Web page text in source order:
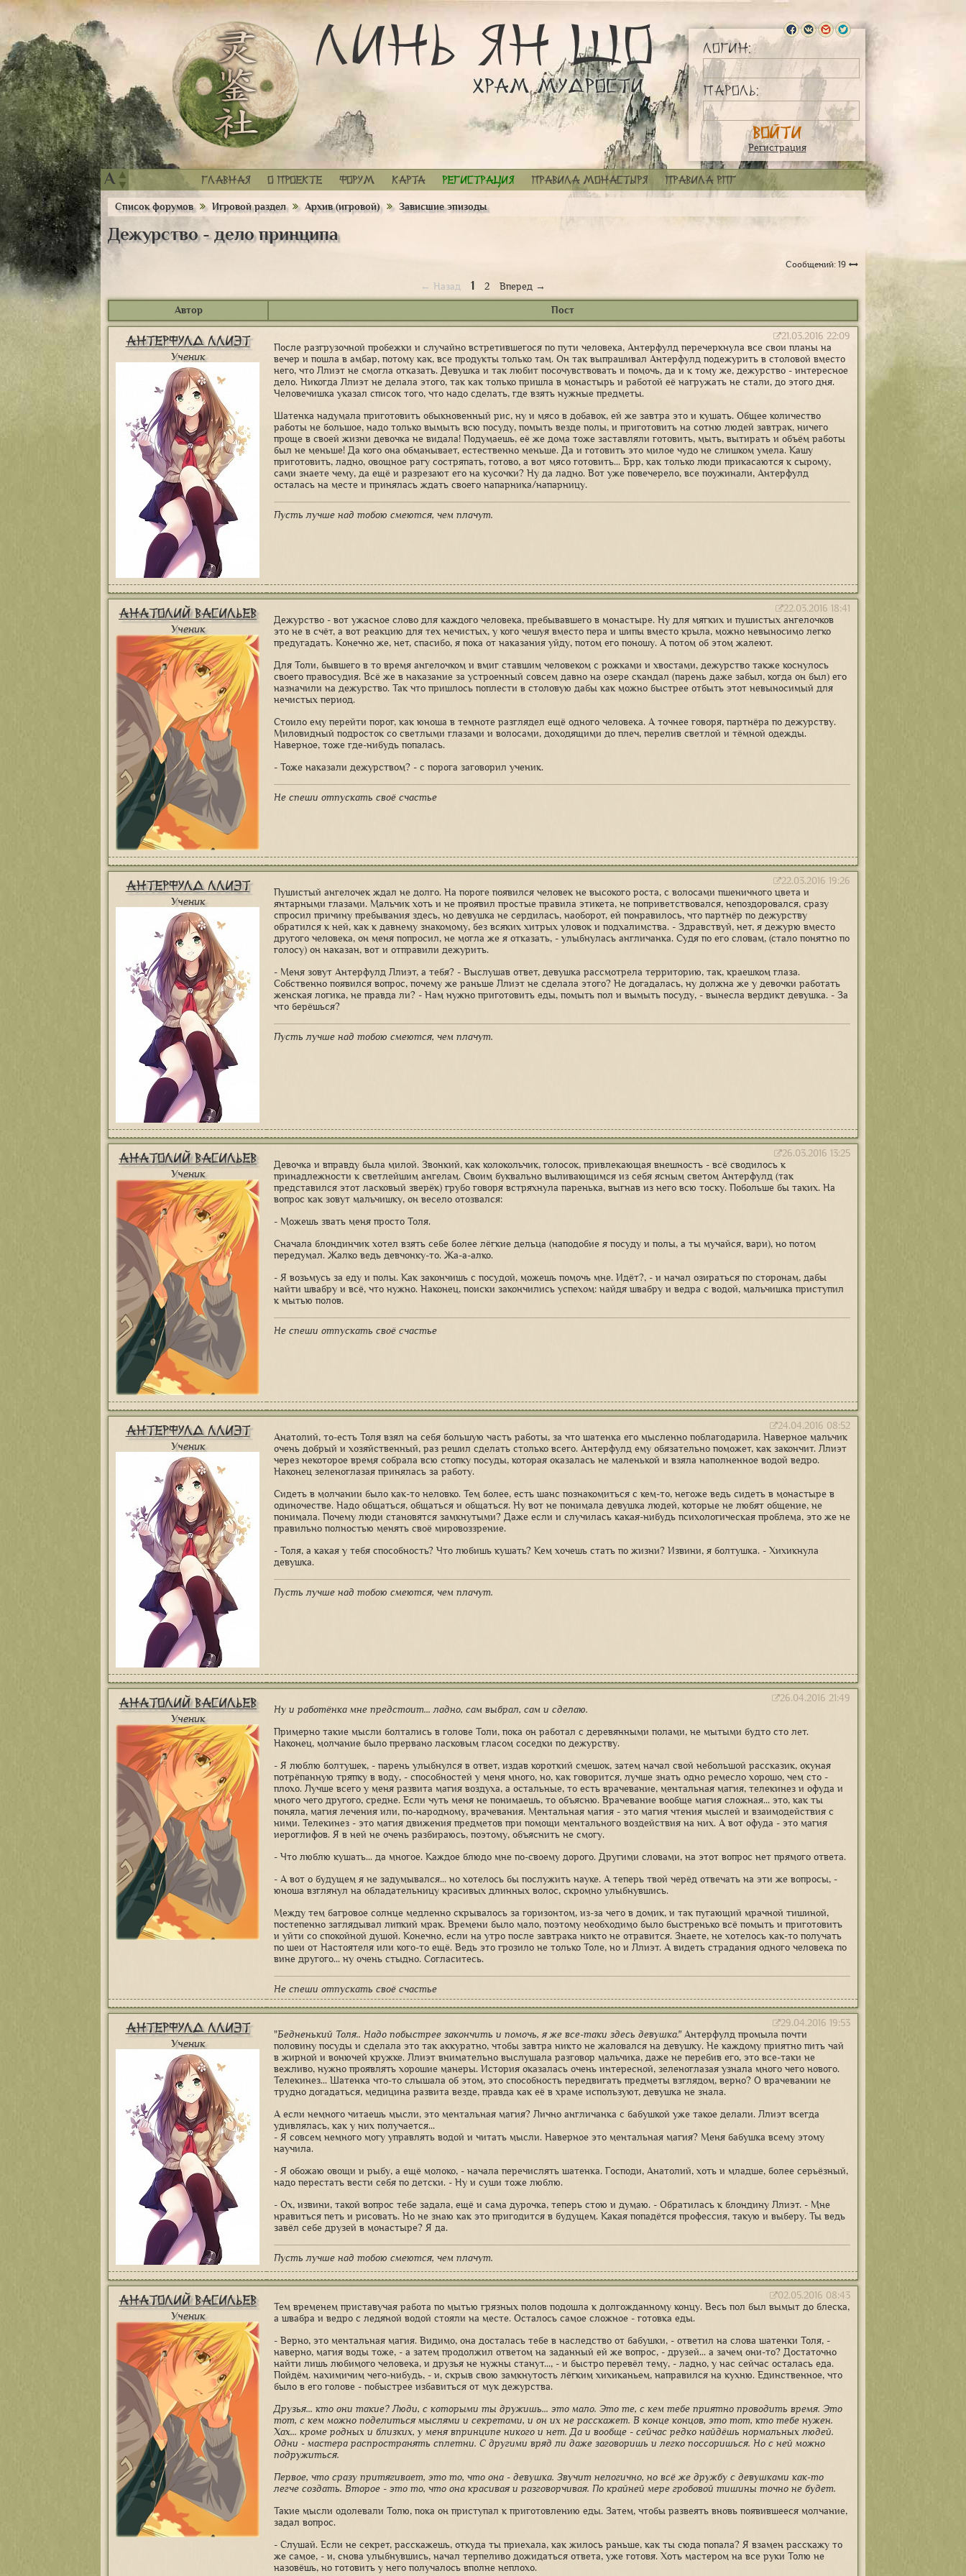
Логин:
Пароль:
Регистрация
A ▲
▼ Главная О проекте Форум Карта Регистрация Правила монастыря Правила РПГ
Список форумов Игровой раздел Архив (игровой) Зависшие эпизоды
Дежурство - дело принципа
Сообщений: 19
← Назад 1 2 Вперед →
Автор Пост
Антерфулд Ллиэт
Ученик
21.03.2016 22:09
После разгрузочной пробежки и случайно встретившегося по пути человека, Антерфулд перечеркнула все свои планы на
вечер и пошла в амбар, потому как, все продукты только там. Он так выпрашивал Антерфулд подежурить в столовой вместо
него, что Ллиэт не смогла отказать. Девушка и так любит посочувствовать и помочь, да и к тому же, дежурство - интересное
дело. Никогда Ллиэт не делала этого, так как только пришла в монастырь и работой её нагружать не стали, до этого дня.
Человечишка указал список того, что надо сделать, где взять нужные предметы.
Шатенка надумала приготовить обыкновенный рис, ну и мясо в добавок, ей же завтра это и кушать. Общее количество
работы не большое, надо только вымыть всю посуду, помыть везде полы, и приготовить на сотню людей завтрак, ничего
проще в своей жизни девочка не видала! Подумаешь, её же дома тоже заставляли готовить, мыть, вытирать и объём работы
был не меньше! Да кого она обманывает, естественно меньше. Да и готовить это милое чудо не слишком умела. Кашу
приготовить, ладно, овощное рагу состряпать, готово, а вот мясо готовить... Брр, как только люди прикасаются к сырому,
сами знаете чему, да ещё и разрезают его на кусочки? Ну да ладно. Вот уже повечерело, все поужинали, Антерфулд
осталась на месте и принялась ждать своего напарника/напарницу.
Пусть лучше над тобою смеются, чем плачут.
Анатолий Васильев
Ученик
22.03.2016 18:41
Дежурство - вот ужасное слово для каждого человека, пребывавшего в монастыре. Ну для мягких и пушистых ангелочков
это не в счёт, а вот реакцию для тех нечистых, у кого чешуя вместо пера и шипы вместо крыла, можно невыносимо легко
предугадать. Конечно же, нет, спасибо, я пока от наказания уйду, потом его поношу. А потом об этом жалеют.
Для Толи, бывшего в то время ангелочком и вмиг ставшим человеком с рожками и хвостами, дежурство также коснулось
своего правосудия. Всё же в наказание за устроенный совсем давно на озере скандал (парень даже забыл, когда он был) его
назначили на дежурство. Так что пришлось поплести в столовую дабы как можно быстрее отбыть этот невыносимый для
нечистых период.
Стоило ему перейти порог, как юноша в темноте разглядел ещё одного человека. А точнее говоря, партнёра по дежурству.
Миловидный подросток со светлыми глазами и волосами, доходящими до плеч, перелив светлой и тёмной одежды.
Наверное, тоже где-нибудь попалась.
- Тоже наказали дежурством? - с порога заговорил ученик.
Не спеши отпускать своё счастье
Антерфулд Ллиэт
Ученик
22.03.2016 19:26
Пушистый ангелочек ждал не долго. На пороге появился человек не высокого роста, с волосами пшеничного цвета и
янтарными глазами. Мальчик хоть и не проявил простые правила этикета, не поприветствовался, непоздоровался, сразу
спросил причину пребывания здесь, но девушка не сердилась, наоборот, ей понравилось, что партнёр по дежурству
обратился к ней, как к давнему знакомому, без всяких хитрых уловок и подхалимства. - Здравствуй, нет, я дежурю вместо
другого человека, он меня попросил, не могла же я отказать, - улыбнулась англичанка. Судя по его словам, (стало понятно по
голосу) он наказан, вот и отправили дежурить.
- Меня зовут Антерфулд Ллиэт, а тебя? - Выслушав ответ, девушка рассмотрела территорию, так, краешком глаза.
Собственно появился вопрос, почему же раньше Ллиэт не сделала этого? Не догадалась, ну должна же у девочки работать
женская логика, не правда ли? - Нам нужно приготовить еды, помыть пол и вымыть посуду, - вынесла вердикт девушка. - За
что берёшься?
Пусть лучше над тобою смеются, чем плачут.
Анатолий Васильев
Ученик
26.03.2016 13:25
Девочка и вправду была милой. Звонкий, как колокольчик, голосок, привлекающая внешность - всё сводилось к
принадлежности к светлейшим ангелам. Своим буквально выливающимся из себя ясным светом Антерфулд (так
представился этот ласковый зверёк) грубо говоря встряхнула паренька, выгнав из него всю тоску. Побольше бы таких. На
вопрос как зовут мальчишку, он весело отозвался:
- Можешь звать меня просто Толя.
Сначала блондинчик хотел взять себе более лёгкие дельца (наподобие я посуду и полы, а ты мучайся, вари), но потом
передумал. Жалко ведь девчонку-то. Жа-а-алко.
- Я возьмусь за еду и полы. Как закончишь с посудой, можешь помочь мне. Идёт?, - и начал озираться по сторонам, дабы
найти швабру и всё, что нужно. Наконец, поиски закончились успехом: найдя швабру и ведра с водой, мальчишка приступил
к мытью полов.
Не спеши отпускать своё счастье
Антерфулд Ллиэт
Ученик
24.04.2016 08:52
Анатолий, то-есть Толя взял на себя большую часть работы, за что шатенка его мысленно поблагодарила. Наверное мальчик
очень добрый и хозяйственный, раз решил сделать столько всего. Антерфулд ему обязательно поможет, как закончит. Ллиэт
через некоторое время собрала всю стопку посуды, которая оказалась не маленькой и взяла наполненное водой ведро.
Наконец зеленоглазая принялась за работу.
Сидеть в молчании было как-то неловко. Тем более, есть шанс познакомиться с кем-то, негоже ведь сидеть в монастыре в
одиночестве. Надо общаться, общаться и общаться. Ну вот не понимала девушка людей, которые не любят общение, не
понимала. Почему люди становятся замкнутыми? Даже если и случилась какая-нибудь психологическая проблема, это же не
правильно полностью менять своё мировоззрение.
- Толя, а какая у тебя способность? Что любишь кушать? Кем хочешь стать по жизни? Извини, я болтушка. - Хихикнула
девушка.
Пусть лучше над тобою смеются, чем плачут.
Анатолий Васильев
Ученик
26.04.2016 21:49
Ну и работёнка мне предстоит... ладно, сам выбрал, сам и сделаю.
Примерно такие мысли болтались в голове Толи, пока он работал с деревянными полами, не мытыми будто сто лет.
Наконец, молчание было прервано ласковым гласом соседки по дежурству.
- Я люблю болтушек, - парень улыбнулся в ответ, издав короткий смешок, затем начал свой небольшой рассказик, окуная
потрёпанную тряпку в воду, - способностей у меня много, но, как говорится, лучше знать одно ремесло хорошо, чем сто -
плохо. Лучше всего у меня развита магия воздуха, а остальные, то есть врачевание, ментальная магия, телекинез и офуда и
много чего другого, средне. Если чуть меня не понимаешь, то объясню. Врачевание вообще магия сложная... это, как ты
поняла, магия лечения или, по-народному, врачевания. Ментальная магия - это магия чтения мыслей и взаимодействия с
ними. Телекинез - это магия движения предметов при помощи ментального воздействия на них. А вот офуда - это магия
иероглифов. Я в ней не очень разбираюсь, поэтому, объяснить не смогу.
- Что люблю кушать... да многое. Каждое блюдо мне по-своему дорого. Другими словами, на этот вопрос нет прямого ответа.
- А вот о будущем я не задумывался... но хотелось бы послужить науке. А теперь твой черёд отвечать на эти же вопросы, -
юноша взглянул на обладательницу красивых длинных волос, скромно улыбнувшись.
Между тем багровое солнце медленно скрывалось за горизонтом, из-за чего в домик, и так пугающий мрачной тишиной,
постепенно заглядывал липкий мрак. Времени было мало, поэтому необходимо было быстренько всё помыть и приготовить
и уйти со спокойной душой. Конечно, если на утро после завтрака никто не отравится. Знаете, не хотелось как-то получать
по шеи от Настоятеля или кого-то ещё. Ведь это грозило не только Толе, но и Ллиэт. А видеть страдания одного человека по
вине другого... ну очень стыдно. Согласитесь.
Не спеши отпускать своё счастье
Антерфулд Ллиэт
Ученик
29.04.2016 19:53
"Бедненький Толя.. Надо побыстрее закончить и помочь, я же все-таки здесь девушка."Антерфулд промыла почти
половину посуды и сделала это так аккуратно, чтобы завтра никто не жаловался на девушку. Не каждому приятно пить чай
в жирной и вонючей кружке. Ллиэт внимательно выслушала разговор мальчика, даже не перебив его, это все-таки не
вежливо, нужно проявлять хорошие манеры. История оказалась очень интересной, зеленоглазая узнала много чего нового.
Телекинез... Шатенка что-то слышала об этом, это способность передвигать предметы взглядом, верно? О врачевании не
трудно догадаться, медицина развита везде, правда как её в храме используют, девушка не знала.
А если немного читаешь мысли, это ментальная магия? Лично англичанка с бабушкой уже такое делали. Ллиэт всегда
удивлялась, как у них получается...
- Я совсем немного могу управлять водой и читать мысли. Наверное это ментальная магия? Меня бабушка всему этому
научила.
- Я обожаю овощи и рыбу, а ещё молоко, - начала перечислять шатенка. Господи, Анатолий, хоть и младше, более серьёзный,
надо перестать вести себя по детски. - Ну и суши тоже люблю.
- Ох, извини, такой вопрос тебе задала, ещё и сама дурочка, теперь стою и думаю. - Обратилась к блондину Ллиэт. - Мне
нравиться петь и рисовать. Но не знаю как это пригодится в будущем. Какая попадётся профессия, такую и выберу. Ты ведь
завёл себе друзей в монастыре? Я да.
Пусть лучше над тобою смеются, чем плачут.
Анатолий Васильев
Ученик
02.05.2016 08:43
Тем временем приставучая работа по мытью грязных полов подошла к долгожданному концу. Весь пол был вымыт до блеска,
а швабра и ведро с ледяной водой стояли на месте. Осталось самое сложное - готовка еды.
- Верно, это ментальная магия. Видимо, она досталась тебе в наследство от бабушки, - ответил на слова шатенки Толя, -
наверно, магия воды тоже, - а затем продолжил ответом на заданный ей же вопрос, - друзей... а зачем они-то? Достаточно
найти лишь любимого человека, и друзья не нужны станут..., - и быстро перевёл тему, - ладно, у нас сейчас осталась еда.
Пойдём. нахимичим чего-нибудь, - и, скрыв свою замкнутость лёгким хихиканьем, направился на кухню. Единственное, что
было в его голове - побыстрее избавиться от мук дежурства.
Друзья... кто они такие? Люди, с которыми ты дружишь... это мало. Это те, с кем тебе приятно проводить время. Это
тот, с кем можно поделиться мыслями и секретами, и он их не расскажет. В конце концов, это тот, кто тебе нужен.
Хах... кроме родных и близких, у меня впринципе никого и нет. Да и вообще - сейчас редко найдёшь нормальных людей.
Одни - мастера распространять сплетни. С другими вряд ли даже заговоришь и легко поссоришься. Но с ней можно
подружиться.
Первое, что сразу притягивает, это то, что она - девушка. Звучит нелогично, но всё же дружбу с девушками как-то
легче создать. Второе - это то, что она красивая и разговорчивая. По крайней мере гробовой тишины точно не будет.
Такие мысли одолевали Толю, пока он приступал к приготовлению еды. Затем, чтобы развеять вновь появившееся молчание,
задал вопрос.
- Слушай. Если не секрет, расскажешь, откуда ты приехала, как жилось раньше, как ты сюда попала? Я взамен расскажу то
же самое, - и, снова улыбнувшись, начал терпеливо дожидаться ответа, уже готовя. Хоть мастером на все руки Толю не
назовёшь, но готовить у него получалось вполне неплохо.